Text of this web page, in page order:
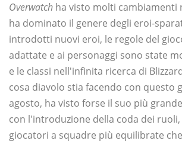
Overwatch ha visto molti cambiamenti
ha dominato il genere degli eroi-
introdotti nuovi eroi, le regole del
adattate e ai personaggi sono state
e le classi nell'infinita ricerca di
cosa diavolo stia facendo con questo
agosto, ha visto forse il suo più
con l'introduzione della coda dei
giocatori a squadre più equilibrate